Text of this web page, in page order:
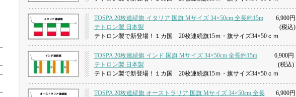
TOSPA 20枚連続旗 イタリア 国旗 Mサイズ 34×50cm 全長約15m
テトロン製 日本製
6,900円
(税込)
テトロン製で新登場！１カ国 20枚連続旗15ｍ・旗サイズ34×50ｃｍ
TOSPA 20枚連続旗 インド 国旗 Mサイズ 34×50cm 全長約15m
テトロン製 日本製
6,900円
(税込)
テトロン製で新登場！１カ国 20枚連続旗15ｍ・旗サイズ34×50ｃｍ
TOSPA 20枚連続旗 オーストラリア 国旗 Mサイズ 34×50cm 全長
6,900円